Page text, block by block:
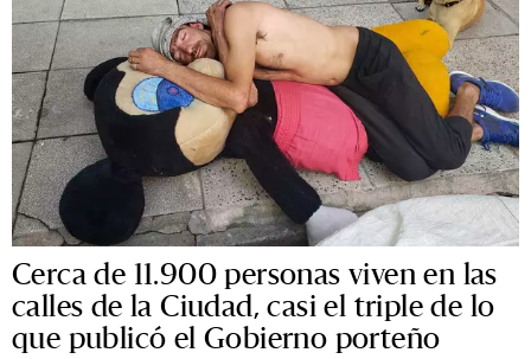
Cerca de 11.900 personas viven en las
calles de la Ciudad, casi el triple de lo
que publicó el Gobierno porteño